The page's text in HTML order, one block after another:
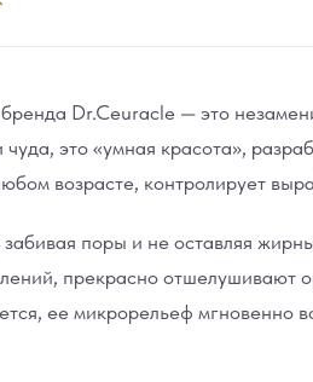
Dr.Ceuracle — это
это «умная красота»,
возрасте, контролирует
поры и не оставляя
прекрасно отшелушивают
ее микрорельеф мгновенно